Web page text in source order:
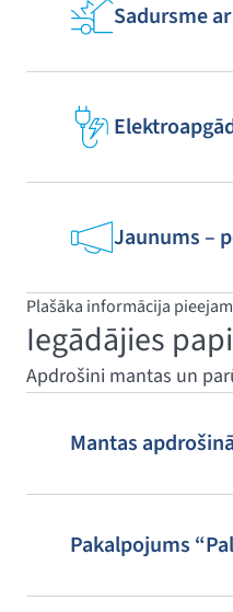
Sadursme
Jaunums –
Plašāka informācija
Iegādājies
Apdrošini mantas un
Mantas
Pakalpojums